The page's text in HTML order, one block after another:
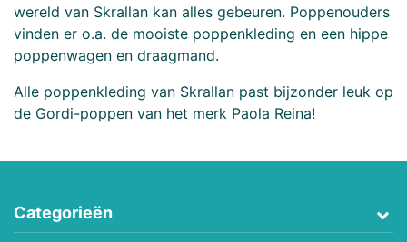
wereld van Skrallan kan alles gebeuren. Poppenouders
vinden er o.a. de mooiste poppenkleding en een hippe
poppenwagen en draagmand.
Alle poppenkleding van Skrallan past bijzonder leuk op
de Gordi-poppen van het merk Paola Reina!
Categorieën